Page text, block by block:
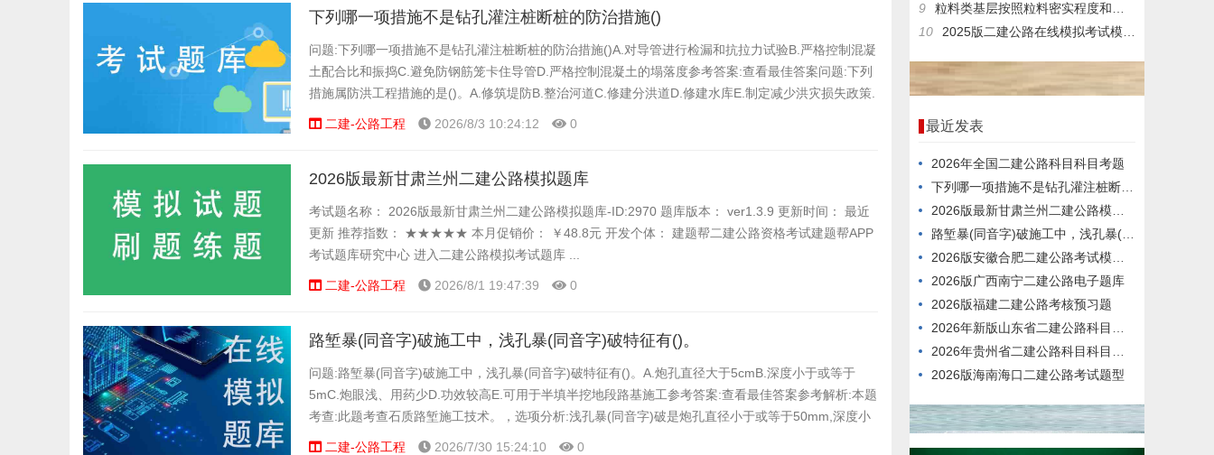
下列哪一项措施不是钻孔灌注桩断桩的防治措施()
问题:下列哪一项措施不是钻孔灌注桩断桩的防治措施()A.对导管进行检漏和抗拉力试验B.严格控制混凝
土配合比和振捣C.避免防钢筋笼卡住导管D.严格控制混凝土的塌落度参考答案:查看最佳答案问题:下列
措施属防洪工程措施的是()。A.修筑堤防B.整治河道C.修建分洪道D.修建水库E.制定减少洪灾损失政策.
法令查看答案:点击查看答案问题:夏季高温季...
二建-公路工程 2026/8/3 10:24:12 0
2026版最新甘肃兰州二建公路模拟题库
考试题名称： 2026版最新甘肃兰州二建公路模拟题库-ID:2970 题库版本： ver1.3.9 更新时间： 最近
更新 推荐指数： ★★★★★ 本月促销价： ￥48.8元 开发个体： 建题帮二建公路资格考试建题帮APP
考试题库研究中心 进入二建公路模拟考试题库 ...
二建-公路工程 2026/8/1 19:47:39 0
路堑暴(同音字)破施工中，浅孔暴(同音字)破特征有()。
问题:路堑暴(同音字)破施工中，浅孔暴(同音字)破特征有()。A.炮孔直径大于5cmB.深度小于或等于
5mC.炮眼浅、用药少D.功效较高E.可用于半填半挖地段路基施工参考答案:查看最佳答案参考解析:本题
考查:此题考查石质路堑施工技术。，选项分析:浅孔暴(同音字)破是炮孔直径小于或等于50mm,深度小
于或等于5m的暴(同音字)破作业。特点:...
二建-公路工程 2026/7/30 15:24:10 0
9
粒料类基层按照粒料密实程度和受力特点可分为()。
10
2025版二建公路在线模拟考试模拟真题
最近发表
2026年全国二建公路科目科目考题
下列哪一项措施不是钻孔灌注桩断桩的防治措施()
2026版最新甘肃兰州二建公路模拟题库
路堑暴(同音字)破施工中，浅孔暴(同音字)破特征有()。
2026版安徽合肥二建公路考试模拟真题
2026版广西南宁二建公路电子题库
2026版福建二建公路考核预习题
2026年新版山东省二建公路科目科目历年题库
2026年贵州省二建公路科目科目模拟真题
2026版海南海口二建公路考试题型